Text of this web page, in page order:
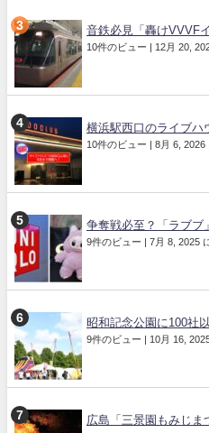
音鉄必見「轟けVVVF
10件のビュー 12月 20,
横浜駅西口のライブハ
10件のビュー 8月 6, 2026
争奪戦必至？「ラブブ
9件のビュー 7月 8, 2025
昭和記念公園に100社
9件のビュー 10月 16,
広島「三景園もみじま